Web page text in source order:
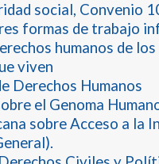
social, Convenio
formas de trabajo
humanos de
viven
Derechos Humanos
el Genoma
sobre Acceso a la